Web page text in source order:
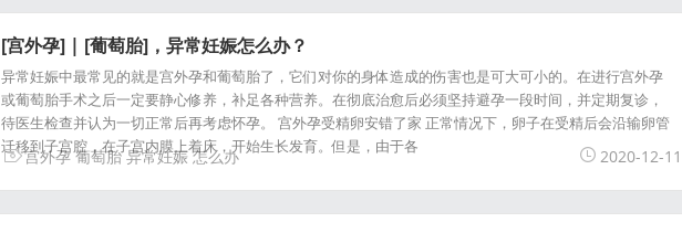
[宫外孕] | [葡萄胎]，异常妊娠怎么办？
异常妊娠中最常见的就是宫外孕和葡萄胎了，它们对你的身体造成的伤害也是可大可小的。在进行宫外孕
或葡萄胎手术之后一定要静心修养，补足各种营养。在彻底治愈后必须坚持避孕一段时间，并定期复诊，
待医生检查并认为一切正常后再考虑怀孕。 宫外孕受精卵安错了家 正常情况下，卵子在受精后会沿输卵管
迁移到子宫腔，在子宫内膜上着床，开始生长发育。但是，由于各
宫外孕 葡萄胎 异常妊娠 怎么办 2020-12-11